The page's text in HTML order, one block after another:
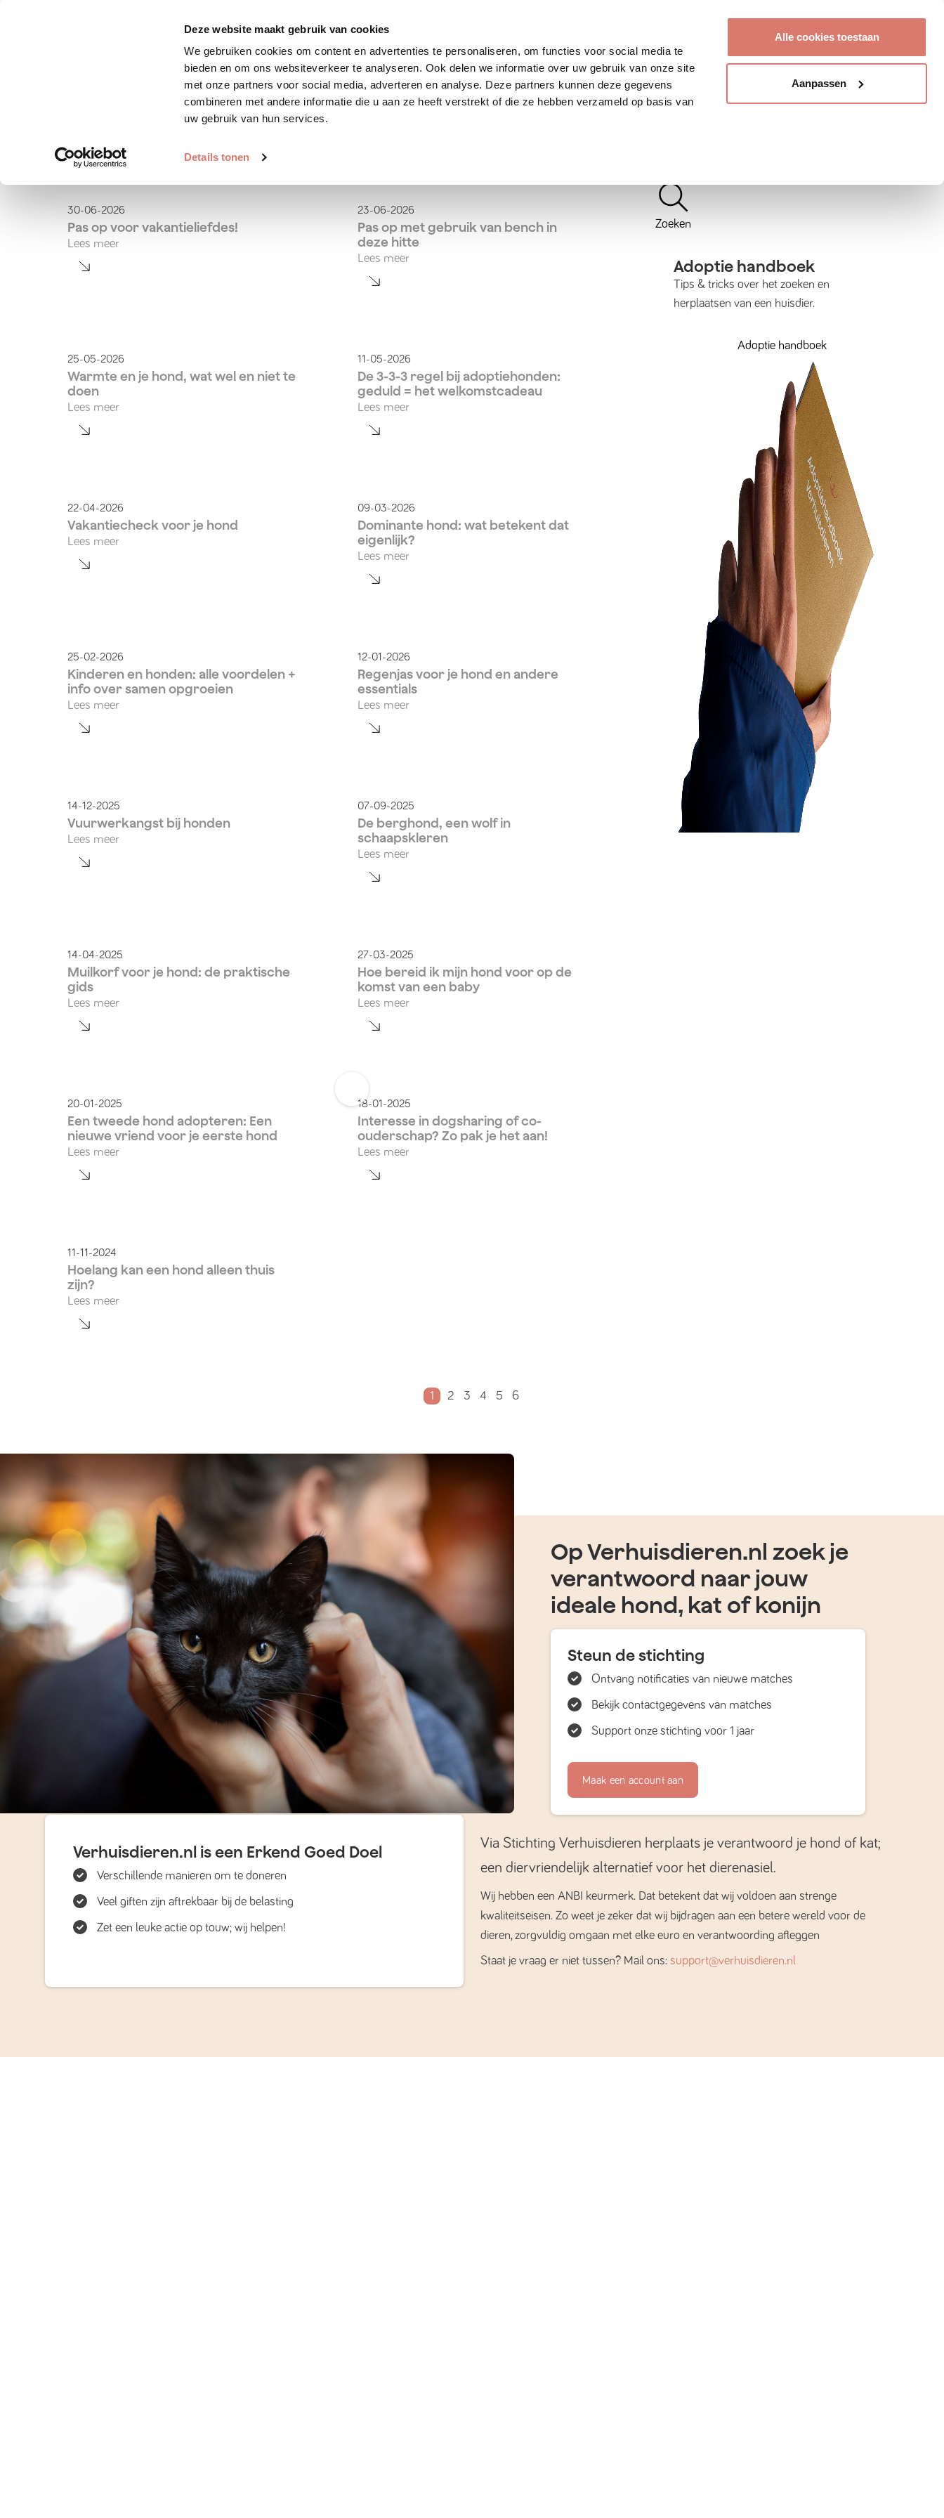
Deze website maakt gebruik van cookies
We gebruiken cookies om content en advertenties te personaliseren, om functies voor social media te
bieden en om ons websiteverkeer te analyseren. Ook delen we informatie over uw gebruik van onze site
met onze partners voor social media, adverteren en analyse. Deze partners kunnen deze gegevens
combineren met andere informatie die u aan ze heeft verstrekt of die ze hebben verzameld op basis van
uw gebruik van hun services.
Details tonen
Alle cookies toestaan
Aanpassen
Zoek huisdier Plaats huisdier Hoe werkt het?
Hondenexpert
30-06-2026
Pas op voor vakantieliefdes!
Lees meer
23-06-2026
Pas op met gebruik van bench in
deze hitte
Lees meer
25-05-2026
Warmte en je hond, wat wel en niet te
doen
Lees meer
11-05-2026
De 3-3-3 regel bij adoptiehonden:
geduld = het welkomstcadeau
Lees meer
22-04-2026
Vakantiecheck voor je hond
Lees meer
09-03-2026
Dominante hond: wat betekent dat
eigenlijk?
Lees meer
25-02-2026
Kinderen en honden: alle voordelen +
info over samen opgroeien
Lees meer
12-01-2026
Regenjas voor je hond en andere
essentials
Lees meer
14-12-2025
Vuurwerkangst bij honden
Lees meer
07-09-2025
De berghond, een wolf in
schaapskleren
Lees meer
14-04-2025
Muilkorf voor je hond: de praktische
gids
Lees meer
27-03-2025
Hoe bereid ik mijn hond voor op de
komst van een baby
Lees meer
20-01-2025
Een tweede hond adopteren: Een
nieuwe vriend voor je eerste hond
Lees meer
18-01-2025
Interesse in dogsharing of co-
ouderschap? Zo pak je het aan!
Lees meer
11-11-2024
Hoelang kan een hond alleen thuis
zijn?
Lees meer
Zoeken
Adoptie handboek
Tips & tricks over het zoeken en
herplaatsen van een huisdier.
Adoptie handboek
1 2 3 4 5 6
Op Verhuisdieren.nl zoek je
verantwoord naar jouw
ideale hond, kat of konijn
Steun de stichting
Ontvang notificaties van nieuwe matches
Bekijk contactgegevens van matches
Support onze stichting voor 1 jaar
Maak een account aan
Verhuisdieren.nl is een Erkend Goed Doel
Verschillende manieren om te doneren
Veel giften zijn aftrekbaar bij de belasting
Zet een leuke actie op touw; wij helpen!
Via Stichting Verhuisdieren herplaats je verantwoord je hond of kat;
een diervriendelijk alternatief voor het dierenasiel.
Wij hebben een ANBI keurmerk. Dat betekent dat wij voldoen aan strenge
kwaliteitseisen. Zo weet je zeker dat wij bijdragen aan een betere wereld voor de
dieren, zorgvuldig omgaan met elke euro en verantwoording afleggen
Staat je vraag er niet tussen? Mail ons: support@verhuisdieren.nl